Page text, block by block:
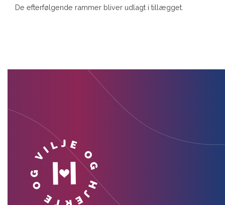
De efterfølgende rammer bliver udlagt i tillægget.